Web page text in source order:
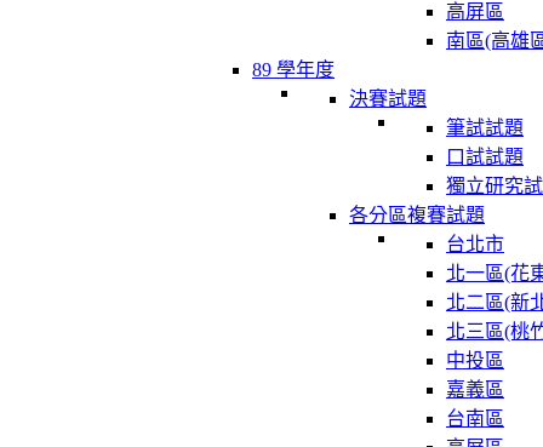
高屏區
南區(高雄
89 學年度
決賽試題
筆試試題
口試試題
獨立研究
各分區複賽試題
台北市
北一區(花
北二區(新
北三區(桃
中投區
嘉義區
台南區